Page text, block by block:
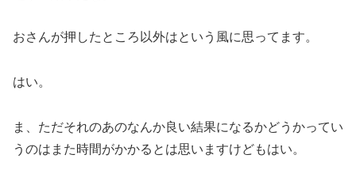
おさんが押したところ以外はという風に思ってます。
はい。
ま、ただそれのあのなんか良い結果になるかどうかってい
うのはまた時間がかかるとは思いますけどもはい。